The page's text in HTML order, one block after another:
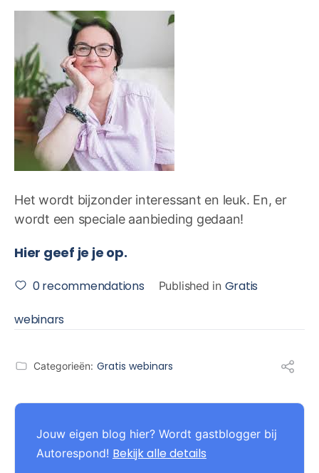
Het wordt bijzonder interessant en leuk. En, er
wordt een speciale aanbieding gedaan!
Hier geef je je op.
0recommendations Published in Gratis
webinars
Categorieën: Gratis webinars
Jouw eigen blog hier? Wordt gastblogger bij
Autorespond! Bekijk alle details